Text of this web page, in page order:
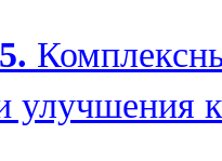
улучшения